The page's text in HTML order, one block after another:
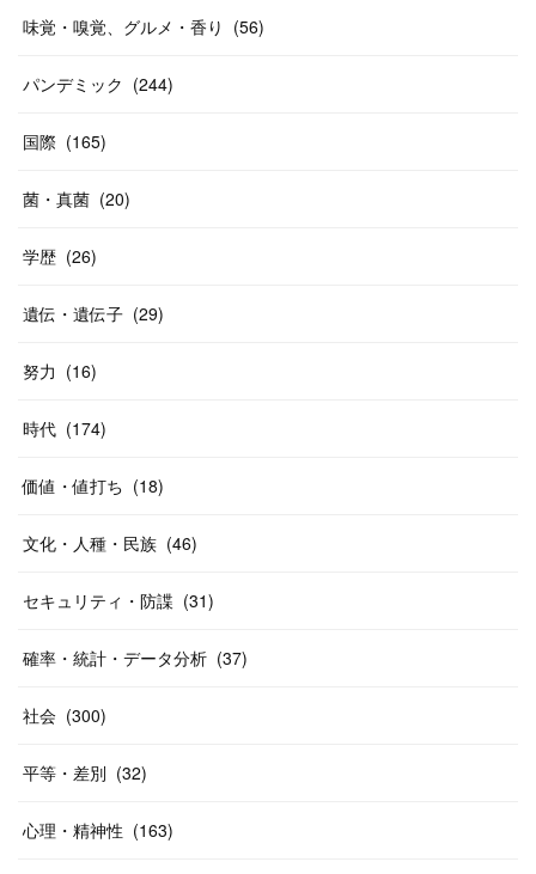
味覚・嗅覚、グルメ・香り (56)
パンデミック (244)
国際 (165)
菌・真菌 (20)
学歴 (26)
遺伝・遺伝子 (29)
努力 (16)
時代 (174)
価値・値打ち (18)
文化・人種・民族 (46)
セキュリティ・防諜 (31)
確率・統計・データ分析 (37)
社会 (300)
平等・差別 (32)
心理・精神性 (163)